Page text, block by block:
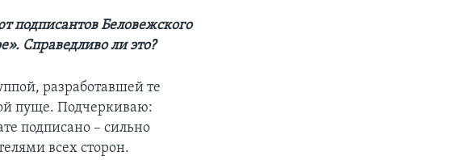
подписантов Беловежского
Справедливо ли это?
разработавшей те
пуще. Подчеркиваю:
подписано – сильно
всех сторон.